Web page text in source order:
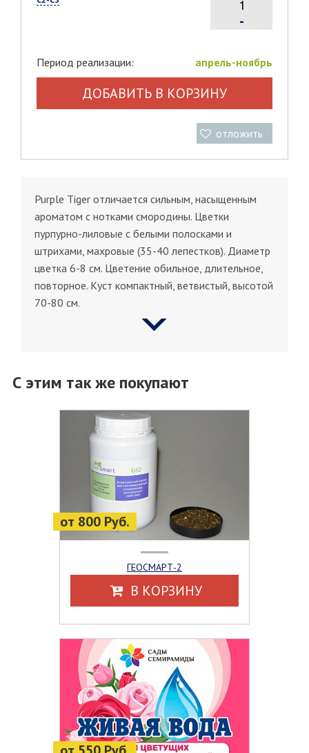
-
Период реализации: апрель-ноябрь
ДОБАВИТЬ В КОРЗИНУ
отложить
Purple Tiger отличается сильным, насыщенным
ароматом с нотками смородины. Цветки
пурпурно-лиловые с белыми полосками и
штрихами, махровые (35-40 лепестков). Диаметр
цветка 6-8 см. Цветение обильное, длительное,
повторное. Куст компактный, ветвистый, высотой
70-80 см.
С этим так же покупают
от 800 Руб.
ГЕОСМАРТ-2
В КОРЗИНУ